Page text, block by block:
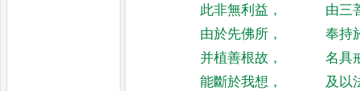
此非無利益 ，
由三
由於先佛所 ，
奉持
并植善根故 ，
名具
能斷於我想 ，
及以